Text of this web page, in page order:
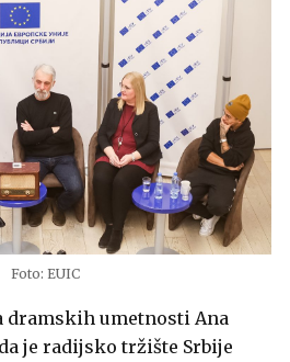
Foto: EUIC
dramskih umetnosti Ana
je radijsko tržište Srbije